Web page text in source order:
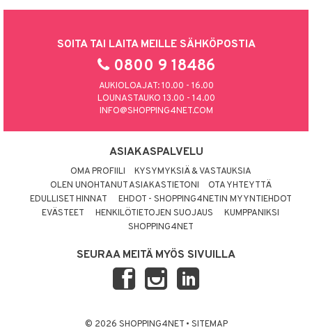
SOITA TAI LAITA MEILLE SÄHKÖPOSTIA
0800 9 18486
AUKIOLOAJAT: 10.00 - 16.00
LOUNASTAUKO 13.00 - 14.00
INFO@SHOPPING4NET.COM
ASIAKASPALVELU
OMA PROFIILI
KYSYMYKSIÄ & VASTAUKSIA
OLEN UNOHTANUT ASIAKASTIETONI
OTA YHTEYTTÄ
EDULLISET HINNAT
EHDOT - SHOPPING4NETIN MYYNTIEHDOT
EVÄSTEET
HENKILÖTIETOJEN SUOJAUS
KUMPPANIKSI
SHOPPING4NET
SEURAA MEITÄ MYÖS SIVUILLA
© 2026 SHOPPING4NET • SITEMAP